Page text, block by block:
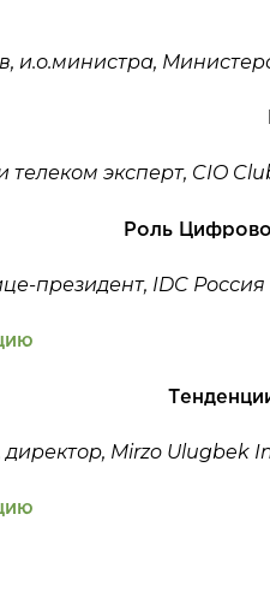
и.о.министра,
телеком эксперт, CIO
Роль
президент, IDC
Mirzo Ulugbek